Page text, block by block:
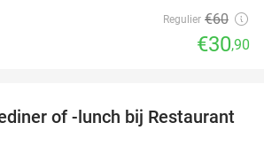
Regulier €60
€30,90
50%
of -lunch bij Restaurant